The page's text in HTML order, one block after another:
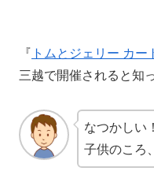
『 トムとジェリー カ
三越で開催されると知
なつかしい
子供のころ